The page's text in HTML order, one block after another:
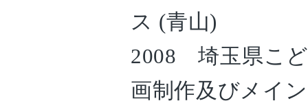
ス (青山)
2008 埼玉県こ
画制作及びメイ